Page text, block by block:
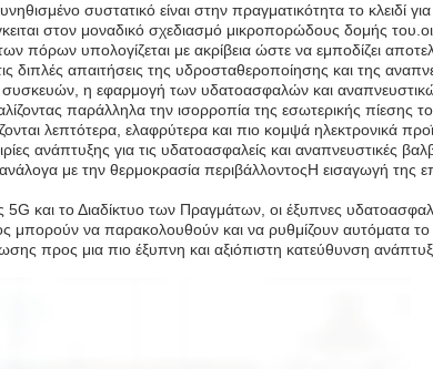
συστατικό είναι στην πραγματικότητα το κλειδί
στον μοναδικό σχεδιασμό μικροπορώδους δομής
πόρων υπολογίζεται με ακρίβεια ώστε να εμποδίζει
διπλές απαιτήσεις της υδροσταθεροποίησης και της
η εφαρμογή των υδατοασφαλών και
παράλληλα την ισορροπία της εσωτερικής
λεπτότερα, ελαφρύτερα και πιο κομψά ηλεκτρονικά
ανάπτυξης για τις υδατοασφαλείς και
με την θερμοκρασία περιβάλλοντοςΗ εισαγωγή της
και το Διαδίκτυο των Πραγμάτων, οι έξυπνες
μπορούν να παρακολουθούν και να ρυθμίζουν αυτόματα
προς μια πιο έξυπνη και αξιόπιστη κατεύθυνση